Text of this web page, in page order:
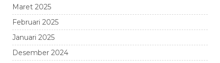
Maret 2025
Februari 2025
Januari 2025
Desember 2024